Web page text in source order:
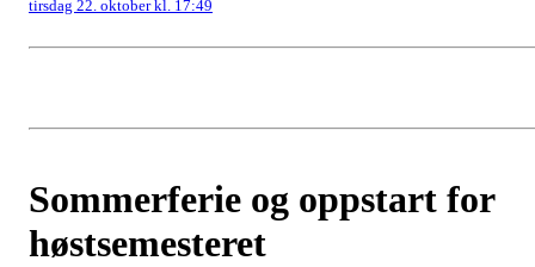
tirsdag 22. oktober kl. 17:49
Sommerferie og oppstart for
høstsemesteret